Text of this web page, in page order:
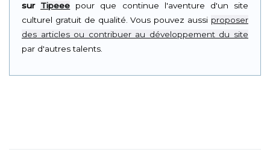
sur Tipeee pour que continue l'aventure d'un site
culturel gratuit de qualité. Vous pouvez aussi proposer
des articles ou contribuer au développement du site
par d'autres talents.